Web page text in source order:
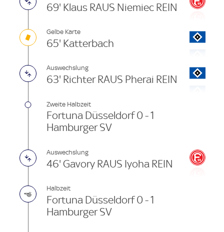
69' Klaus RAUS Niemiec REIN
Gelbe Karte
65' Katterbach
Auswechslung
63' Richter RAUS Pherai REIN
Zweite Halbzeit
Fortuna Düsseldorf 0 - 1
Hamburger SV
Auswechslung
46' Gavory RAUS Iyoha REIN
Halbzeit
Fortuna Düsseldorf 0 - 1
Hamburger SV